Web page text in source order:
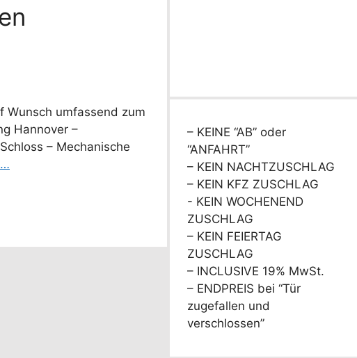
Wunsch umfassend zum
Hannover –
– Mechanische
– KEINE “AB” oder
“ANFAHRT”
– KEIN NACHTZUSCHLAG
– KEIN KFZ ZUSCHLAG
- KEIN WOCHENEND
ZUSCHLAG
– KEIN FEIERTAG
ZUSCHLAG
– INCLUSIVE 19% MwSt.
– ENDPREIS bei “Tür
zugefallen und
verschlossen”